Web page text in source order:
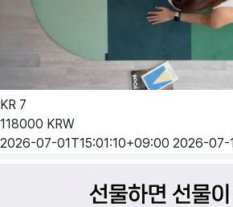
KR 7
118000 KRW
2026-07-01T15:01:10+09:00 2026-07-